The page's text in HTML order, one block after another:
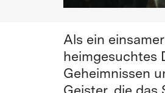
Als ein
heimgesuchtes
Geheimnissen